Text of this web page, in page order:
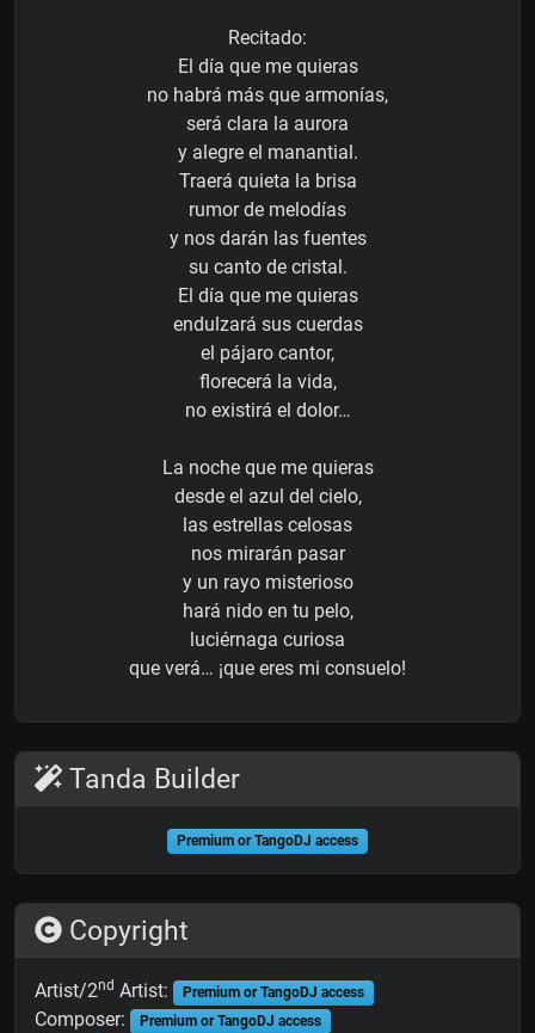
Recitado:
El día que me quieras
no habrá más que armonías,
será clara la aurora
y alegre el manantial.
Traerá quieta la brisa
rumor de melodías
y nos darán las fuentes
su canto de cristal.
El día que me quieras
endulzará sus cuerdas
el pájaro cantor,
florecerá la vida,
no existirá el dolor…
La noche que me quieras
desde el azul del cielo,
las estrellas celosas
nos mirarán pasar
y un rayo misterioso
hará nido en tu pelo,
luciérnaga curiosa
que verá… ¡que eres mi consuelo!
Tanda Builder
Premium or TangoDJ access
Copyright
Artist/2nd Artist: Premium or TangoDJ access
Composer: Premium or TangoDJ access